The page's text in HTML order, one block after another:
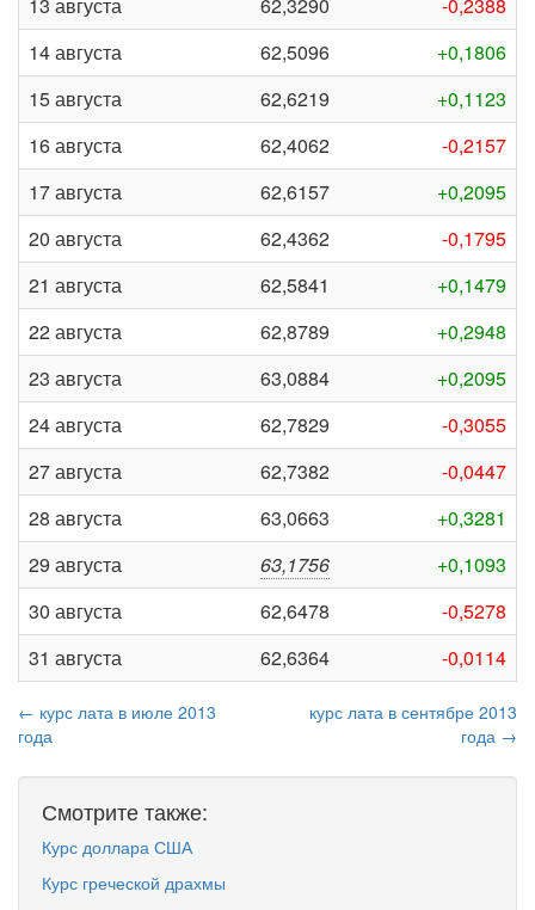
14 августа
62,5096
+0,1806
15 августа
62,6219
+0,1123
16 августа
62,4062
-0,2157
17 августа
62,6157
+0,2095
20 августа
62,4362
-0,1795
21 августа
62,5841
+0,1479
22 августа
62,8789
+0,2948
23 августа
63,0884
+0,2095
24 августа
62,7829
-0,3055
27 августа
62,7382
-0,0447
28 августа
63,0663
+0,3281
29 августа
63,1756
+0,1093
30 августа
62,6478
-0,5278
31 августа
62,6364 -0,0114
← курс лата в июле 2013
года
курс лата в сентябре 2013
года →
Смотрите также:
Курс доллара США
Курс греческой драхмы